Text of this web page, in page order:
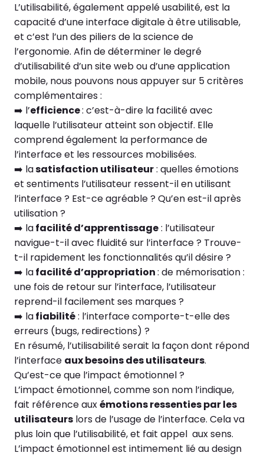
L’utilisabilité, également appelé usabilité, est la
capacité d’une interface digitale à être utilisable,
et c’est l’un des piliers de la science de
l’ergonomie. Afin de déterminer le degré
d’utilisabilité d’un site web ou d’une application
mobile, nous pouvons nous appuyer sur 5 critères
complémentaires :
➡️ l’efficience: c’est-à-dire la facilité avec
laquelle l’utilisateur atteint son objectif. Elle
comprend également la performance de
l’interface et les ressources mobilisées.
➡️ lasatisfaction utilisateur: quelles émotions
et sentiments l’utilisateur ressent-il en utilisant
l’interface ? Est-ce agréable ? Qu’en est-il après
utilisation ?
➡️ lafacilité d’apprentissage: l’utilisateur
navigue-t-il avec fluidité sur l’interface ? Trouve-
t-il rapidement les fonctionnalités qu’il désire ?
➡️ lafacilité d’appropriation: de mémorisation :
une fois de retour sur l’interface, l’utilisateur
reprend-il facilement ses marques ?
➡️ lafiabilité: l’interface comporte-t-elle des
erreurs (bugs, redirections) ?
En résumé, l’utilisabilité serait la façon dont répond
l’interface aux besoins des utilisateurs.
Qu’est-ce que l’impact émotionnel ?
L’impact émotionnel, comme son nom l’indique,
fait référence auxémotions ressenties par les
utilisateurs lors de l’usage de l’interface. Cela va
plus loin que l’utilisabilité, et fait appel aux sens.
L’impact émotionnel est intimement lié au design